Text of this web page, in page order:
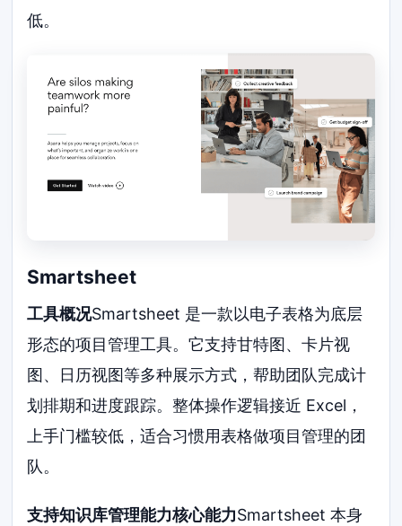
低。
Smartsheet
工具概况Smartsheet 是一款以电子表格为底层
形态的项目管理工具。它支持甘特图、卡片视
图、日历视图等多种展示方式，帮助团队完成计
划排期和进度跟踪。整体操作逻辑接近 Excel，
上手门槛较低，适合习惯用表格做项目管理的团
队。
支持知识库管理能力核心能力Smartsheet 本身